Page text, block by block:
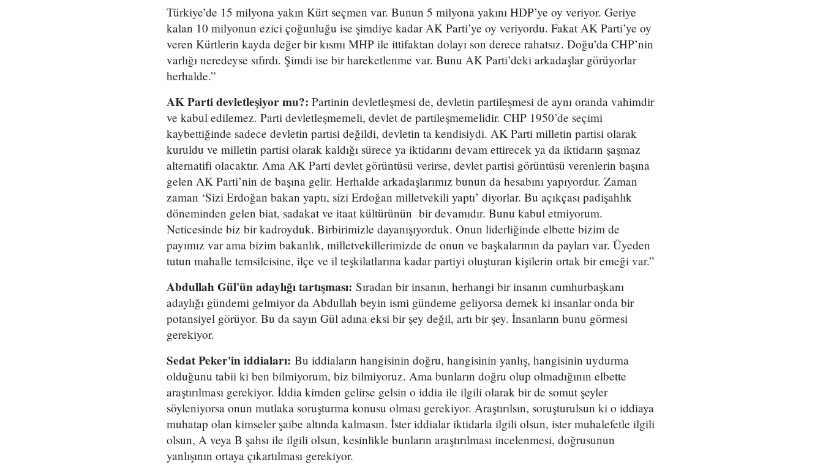
Türkiye’de 15 milyona yakın Kürt seçmen var. Bunun 5 milyona yakını HDP’ye oy veriyor. Geriye
kalan 10 milyonun ezici çoğunluğu ise şimdiye kadar AK Parti’ye oy veriyordu. Fakat AK Parti’ye oy
veren Kürtlerin kayda değer bir kısmı MHP ile ittifaktan dolayı son derece rahatsız. Doğu’da CHP’nin
varlığı neredeyse sıfırdı. Şimdi ise bir hareketlenme var. Bunu AK Parti’deki arkadaşlar görüyorlar
herhalde.”
AK Parti devletleşiyor mu?: Partinin devletleşmesi de, devletin partileşmesi de aynı oranda vahimdir
ve kabul edilemez. Parti devletleşmemeli, devlet de partileşmemelidir. CHP 1950’de seçimi
kaybettiğinde sadece devletin partisi değildi, devletin ta kendisiydi. AK Parti milletin partisi olarak
kuruldu ve milletin partisi olarak kaldığı sürece ya iktidarını devam ettirecek ya da iktidarın şaşmaz
alternatifi olacaktır. Ama AK Parti devlet görüntüsü verirse, devlet partisi görüntüsü verenlerin başına
gelen AK Parti’nin de başına gelir. Herhalde arkadaşlarımız bunun da hesabını yapıyordur. Zaman
zaman ‘Sizi Erdoğan bakan yaptı, sizi Erdoğan milletvekili yaptı’ diyorlar. Bu açıkçası padişahlık
döneminden gelen biat, sadakat ve itaat kültürünün bir devamıdır. Bunu kabul etmiyorum.
Neticesinde biz bir kadroyduk. Birbirimizle dayanışıyorduk. Onun liderliğinde elbette bizim de
payımız var ama bizim bakanlık, milletvekillerimizde de onun ve başkalarının da payları var. Üyeden
tutun mahalle temsilcisine, ilçe ve il teşkilatlarına kadar partiyi oluşturan kişilerin ortak bir emeği var.”
Abdullah Gül'ün adaylığı tartışması: Sıradan bir insanın, herhangi bir insanın cumhurbaşkanı
adaylığı gündemi gelmiyor da Abdullah beyin ismi gündeme geliyorsa demek ki insanlar onda bir
potansiyel görüyor. Bu da sayın Gül adına eksi bir şey değil, artı bir şey. İnsanların bunu görmesi
gerekiyor.
Sedat Peker'in iddiaları: Bu iddiaların hangisinin doğru, hangisinin yanlış, hangisinin uydurma
olduğunu tabii ki ben bilmiyorum, biz bilmiyoruz. Ama bunların doğru olup olmadığının elbette
araştırılması gerekiyor. İddia kimden gelirse gelsin o iddia ile ilgili olarak bir de somut şeyler
söyleniyorsa onun mutlaka soruşturma konusu olması gerekiyor. Araştırılsın, soruşturulsun ki o iddiaya
muhatap olan kimseler şaibe altında kalmasın. İster iddialar iktidarla ilgili olsun, ister muhalefetle ilgili
olsun, A veya B şahsı ile ilgili olsun, kesinlikle bunların araştırılması incelenmesi, doğrusunun
yanlışının ortaya çıkartılması gerekiyor.